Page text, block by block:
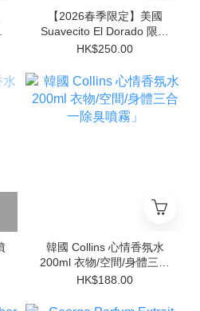
【2026春季限定】美國
Suavecito El Dorado 限定
古龍水 100ml | 清新柑橘木
HK$250.00
韓國 Collins 心情香氛水
200ml 衣物/空間/身體三合
一除臭噴霧」
HK$188.00